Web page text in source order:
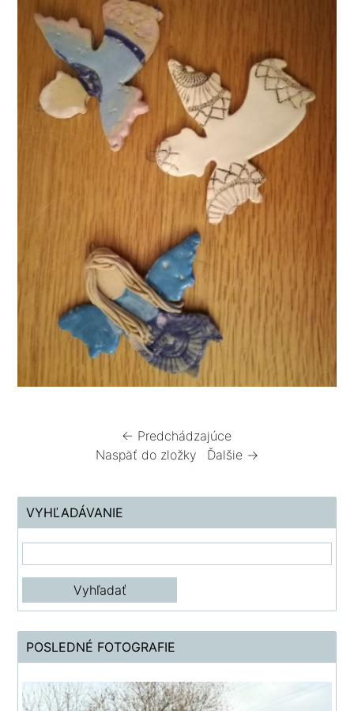
← Predchádzajúce
Naspäť do zložky
Ďalšie →
VYHĽADÁVANIE
POSLEDNÉ FOTOGRAFIE